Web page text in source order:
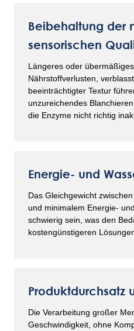
Beibehaltung der
sensorischen
Längeres oder
Nährstoffverlusten,
beeinträchtigter Textur
unzureichendes
die Enzyme nicht richtig
Energie- und
Das Gleichgewicht
und minimalem Energie-
schwierig sein, was den
kostengünstigeren
Produktdurchsatz
Die Verarbeitung großer
Geschwindigkeit, ohne